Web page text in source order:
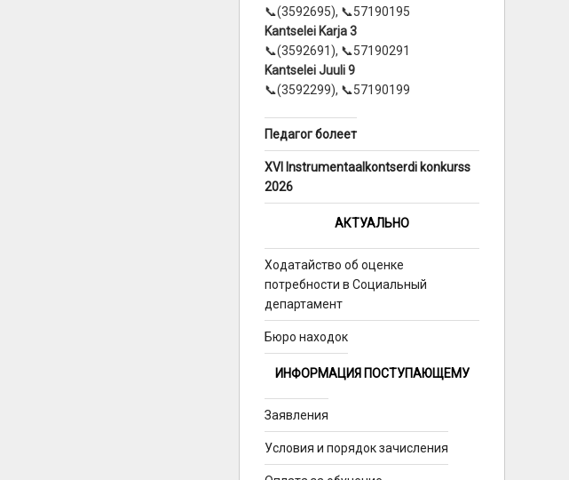
📞(3592695), 📞57190195
Kantselei Karja 3
📞(3592691), 📞57190291
Kantselei Juuli 9
📞(3592299), 📞57190199
Педагог болеет
XVI Instrumentaalkontserdi konkurss
2026
АКТУАЛЬНО
Ходатайство об оценке
потребности в Социальный
департамент
Бюро находок
ИНФОРМАЦИЯ ПОСТУПАЮЩЕМУ
Заявления
Условия и порядок зачисления